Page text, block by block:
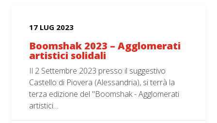
17 LUG 2023
Boomshak 2023 – Agglomerati
artistici solidali
Il 2 Settembre 2023 presso il suggestivo
Castello di Piovera (Alessandria), si terrà la
terza edizione del "Boomshak - Agglomerati
artistici…